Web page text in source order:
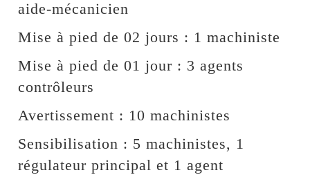
aide-mécanicien
Mise à pied de 02 jours : 1 machiniste
Mise à pied de 01 jour : 3 agents
contrôleurs
Avertissement : 10 machinistes
Sensibilisation : 5 machinistes, 1
régulateur principal et 1 agent